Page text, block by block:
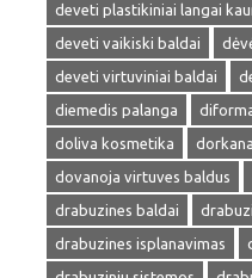
deveti plastikiniai langai
deveti vaikiski baldai
deveti virtuviniai baldai
diemedis palanga
doliva kosmetika
dovanoja virtuves baldus
drabuzines baldai
drabuzines isplanavimas